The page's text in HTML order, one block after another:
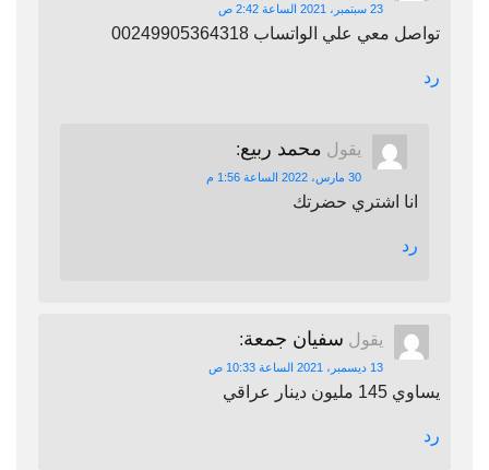
23 سبتمبر، 2021 الساعة 2:42 ص
تواصل معي علي الواتساب 00249905364318
رد
يقول محمد ربيع:
30 مارس، 2022 الساعة 1:56 م
انا اشتري حضرتك
رد
يقول سفيان جمعة:
13 ديسمبر، 2021 الساعة 10:33 ص
يساوي 145 مليون دينار عراقي
رد